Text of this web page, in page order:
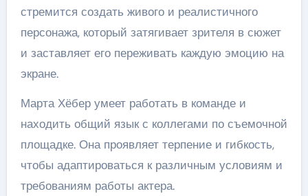
стремится создать живого и реалистичного
персонажа, который затягивает зрителя в сюжет
и заставляет его переживать каждую эмоцию на
экране.
Марта Хёбер умеет работать в команде и
находить общий язык с коллегами по съемочной
площадке. Она проявляет терпение и гибкость,
чтобы адаптироваться к различным условиям и
требованиям работы актера.